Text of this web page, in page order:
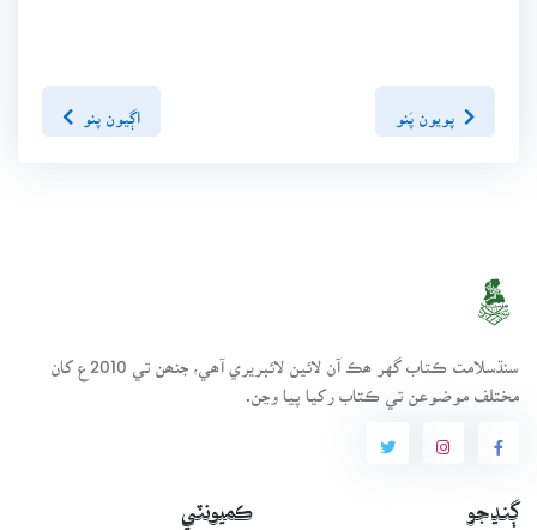
اڳيون پنو
سنڌسلامت ڪتاب گهر ھڪ آن لائين لائبريري آھي، جنھن تي 2010ع کان
مختلف موضوعن تي ڪتاب رکيا پيا وڃن.
ڳنڍجو ڪميونٽي